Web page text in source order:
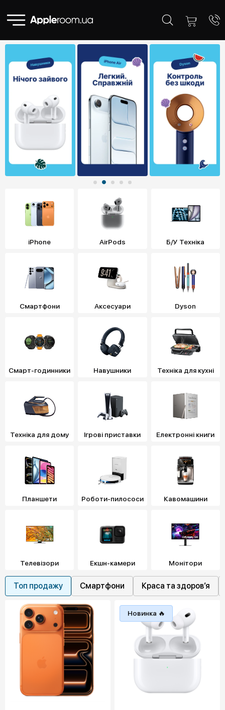
iPhone AirPods Б/У Техніка
Смартфони Аксесуари Dyson
Смарт-годинники Навушники Техніка для кухні
Техніка для дому Ігрові приставки Електронні книги
Планшети Роботи-пилососи Кавомашини
Телевізори Екшн-камери Монітори
Топ продажу Смартфони Краса та здоровʼя
Новинка 🔥